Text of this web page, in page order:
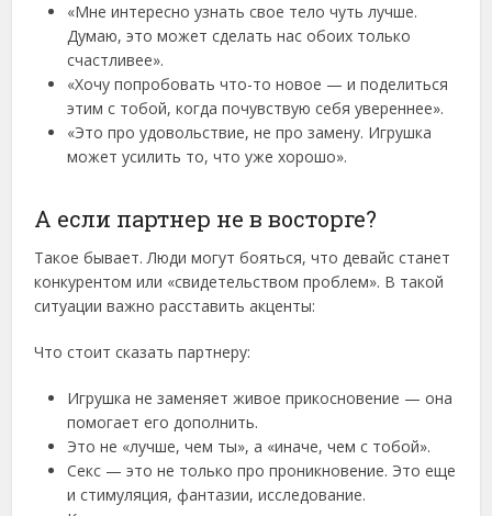
«Мне интересно узнать свое тело чуть лучше.
Думаю, это может сделать нас обоих только
счастливее».
«Хочу попробовать что-то новое — и поделиться
этим с тобой, когда почувствую себя увереннее».
«Это про удовольствие, не про замену. Игрушка
может усилить то, что уже хорошо».
А если партнер не в восторге?
Такое бывает. Люди могут бояться, что девайс станет
конкурентом или «свидетельством проблем». В такой
ситуации важно расставить акценты:
Что стоит сказать партнеру:
Игрушка не заменяет живое прикосновение — она
помогает его дополнить.
Это не «лучше, чем ты», а «иначе, чем с тобой».
Секс — это не только про проникновение. Это еще
и стимуляция, фантазии, исследование.